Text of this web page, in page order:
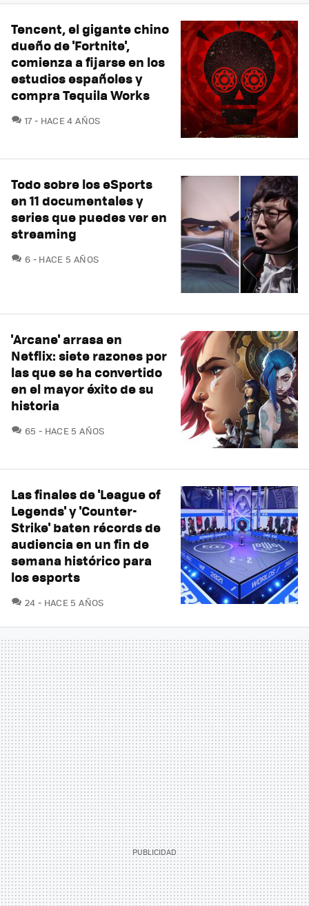
Tencent, el gigante chino
dueño de 'Fortnite',
comienza a fijarse en los
estudios españoles y
compra Tequila Works
17COMENTARIOS
HACE 4 AÑOS
Todo sobre los eSports
en 11 documentales y
series que puedes ver en
streaming
6 COMENTARIOS
HACE 5 AÑOS
'Arcane' arrasa en
Netflix: siete razones por
las que se ha convertido
en el mayor éxito de su
historia
65 COMENTARIOS
HACE 5 AÑOS
Las finales de 'League of
Legends' y 'Counter-
Strike' baten récords de
audiencia en un fin de
semana histórico para
los esports
24 COMENTARIOS
HACE 5 AÑOS